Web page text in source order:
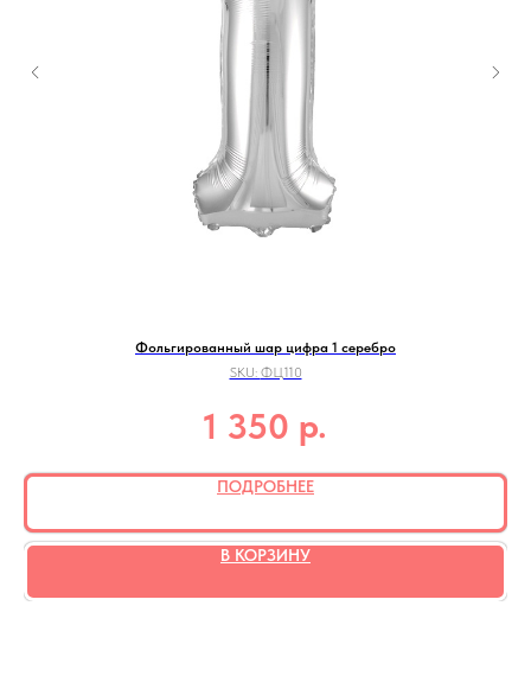
Фольгированный шар цифра 1 серебро
SKU: ФЦ110
1 350 р.
ПОДРОБНЕЕ
В КОРЗИНУ